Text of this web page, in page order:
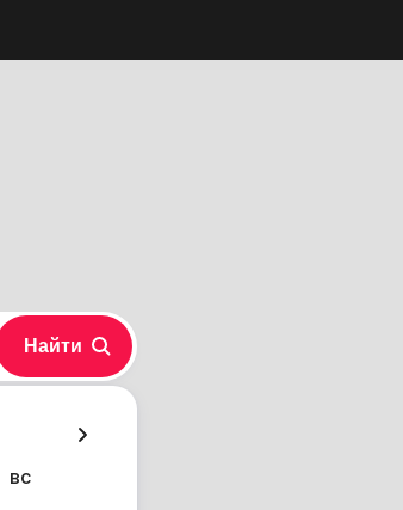
вс
Найти